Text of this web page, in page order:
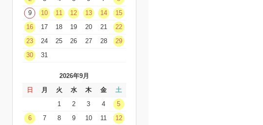
9
10 11 12 13 14
15
16
17 18 19 20 21
22
23
24 25 26 27 28
29
30
31
2026年9月
日
月 火 水 木 金
土
1
2 3 4
5
6
7 8 9 10 11
12